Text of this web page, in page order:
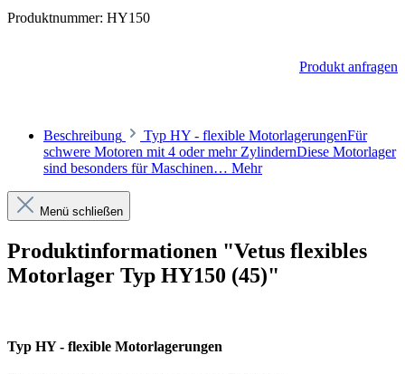
Produktnummer: HY150
Produkt anfragen
Beschreibung
Typ HY - flexible MotorlagerungenFür
schwere Motoren mit 4 oder mehr ZylindernDiese Motorlager
sind besonders für Maschinen… Mehr
Menü schließen
Produktinformationen "Vetus flexibles
Motorlager Typ HY150 (45)"
Typ HY - flexible Motorlagerungen